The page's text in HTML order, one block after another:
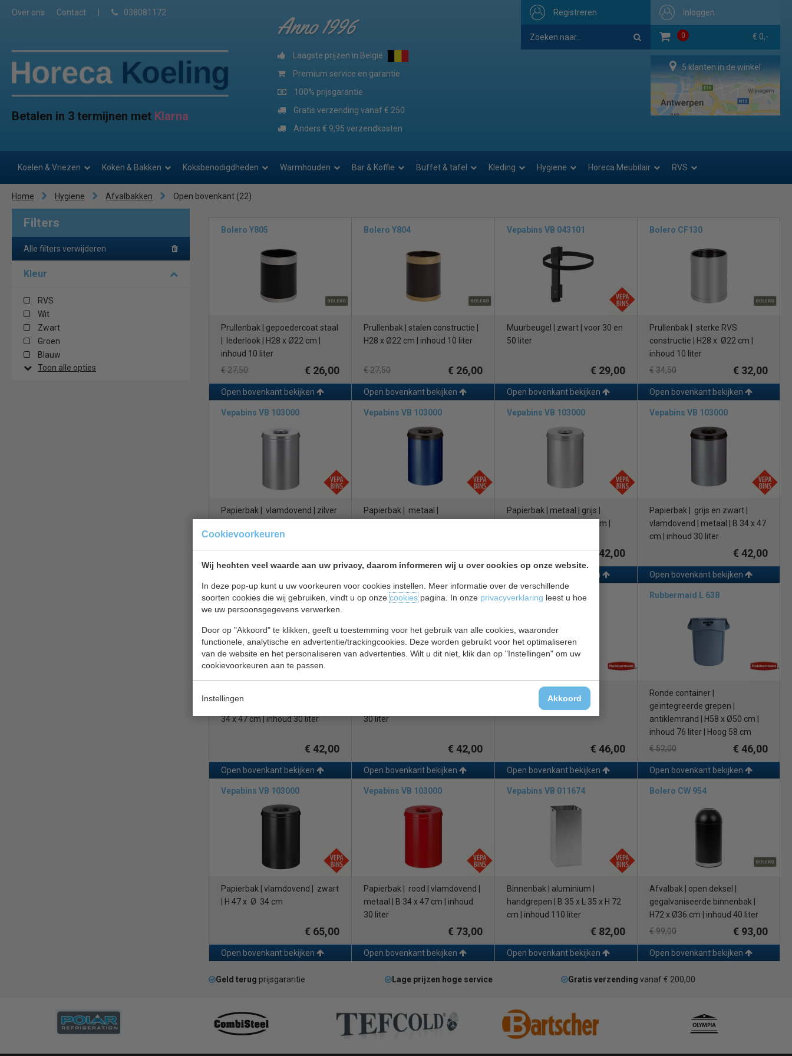
Cookievoorkeuren
Wij hechten veel waarde aan uw privacy, daarom informeren wij u over cookies op onze website.
In deze pop-up kunt u uw voorkeuren voor cookies instellen. Meer informatie over de verschillende
soorten cookies die wij gebruiken, vindt u op onzecookiespagina. In onze privacyverklaring leest u hoe
we uw persoonsgegevens verwerken.
Door op "Akkoord" te klikken, geeft u toestemming voor het gebruik van alle cookies, waaronder
functionele, analytische en advertentie/trackingcookies. Deze worden gebruikt voor het optimaliseren
van de website en het personaliseren van advertenties. Wilt u dit niet, klik dan op "Instellingen" om uw
cookievoorkeuren aan te passen.
Instellingen Akkoord
Over ons Contact 038081172 Inloggen
0 € 0,-
Registreren
Betalen in 3 termijnen met Klarna
Anno 1996
Laagste prijzen in België
Premium service en garantie
100% prijsgarantie
Gratis verzending vanaf € 250
Anders € 9,95 verzendkosten
5 klanten in de winkel
Koelen & Vriezen Koken & Bakken Koksbenodigdheden Warmhouden Bar & Koffie Buffet & tafel Kleding Hygiene Horeca Meubilair RVS
Home Hygiene Afvalbakken Open bovenkant (22)
Filters
Alle filters verwijderen
Kleur
RVS
Wit
Zwart
Groen
Blauw
Toon alle opties
Bolero Y805
Prullenbak | gepoedercoat staal
| lederlook | H28 x Ø22 cm |
inhoud 10 liter
€ 27,50
€ 26,00
Open bovenkant bekijken
Bolero Y804
Prullenbak | stalen constructie |
H28 x Ø22 cm | inhoud 10 liter
€ 27,50 € 26,00
Open bovenkant bekijken
Vepabins VB 043101
Muurbeugel | zwart | voor 30 en
50 liter
€ 29,00
Open bovenkant bekijken
Bolero CF130
Prullenbak | sterke RVS
constructie | H28 x Ø22 cm |
inhoud 10 liter
€ 34,50
€ 32,00
Open bovenkant bekijken
Vepabins VB 103000
Papierbak | vlamdovend | zilver
€ 42,00
Vepabins VB 103000
Papierbak | metaal |
€ 42,00
Vepabins VB 103000
Papierbak | metaal | grijs |
vlamdovend | B 34 x 47 cm |
€ 42,00
Open bovenkant bekijken
Vepabins VB 103000
Papierbak | grijs en zwart |
vlamdovend | metaal | B 34 x 47
cm | inhoud 30 liter
€ 42,00
Open bovenkant bekijken
Vepabins VB 103000
Papierbak | metaal |
vlamdovend | rood en zwart | B
34 x 47 cm | inhoud 30 liter
€ 42,00
Open bovenkant bekijken
Vepabins VB 103000
30 liter
€ 42,00
Open bovenkant bekijken
Rubbermaid L639
Inhoud 37 liter
Hoog 43,5 cm
€ 46,00
Open bovenkant bekijken
Rubbermaid L 638
Ronde container |
geïntegreerde grepen |
antiklemrand | H58 x Ø50 cm |
inhoud 76 liter | Hoog 58 cm
€ 52,00
€ 46,00
Open bovenkant bekijken
Vepabins VB 103000
Papierbak | vlamdovend | zwart
| H 47 x Ø 34 cm
€ 65,00
Open bovenkant bekijken
Vepabins VB 103000
Papierbak | rood | vlamdovend |
metaal | B 34 x 47 cm | inhoud
30 liter
€ 73,00
Open bovenkant bekijken
Vepabins VB 011674
Binnenbak | aluminium |
handgrepen | B 35 x L 35 x H 72
cm | inhoud 110 liter
€ 82,00
Open bovenkant bekijken
Bolero CW 954
Afvalbak | open deksel |
gegalvaniseerde binnenbak |
H72 x Ø36 cm | inhoud 40 liter
€ 99,00
€ 93,00
Open bovenkant bekijken
Geld terug prijsgarantie Lage prijzen hoge service Gratis verzending vanaf € 200,00